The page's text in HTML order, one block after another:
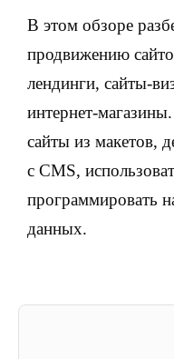
В этом обзоре
продвижению
лендинги, сайты-
интернет-
сайты из макетов,
с CMS,
программировать
данных.